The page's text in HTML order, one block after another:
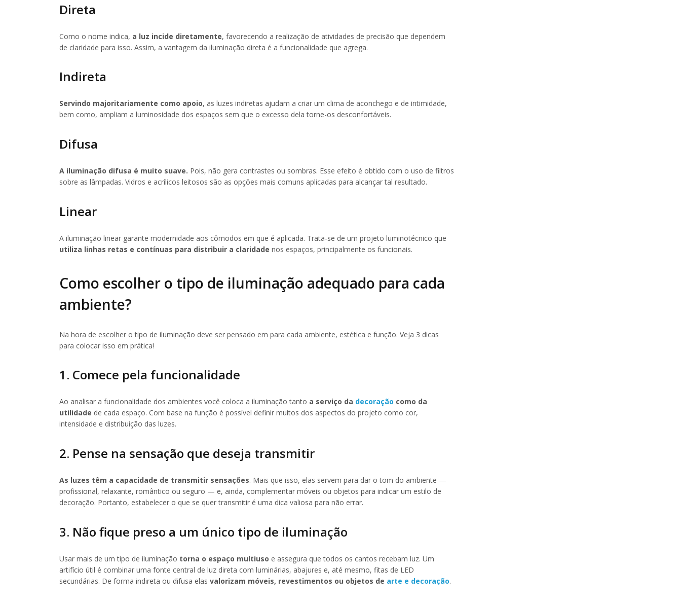
Direta
Como o nome indica, a luz incide diretamente, favorecendo a realização de atividades de precisão que dependem
de claridade para isso. Assim, a vantagem da iluminação direta é a funcionalidade que agrega.
Indireta
Servindo majoritariamente como apoio, as luzes indiretas ajudam a criar um clima de aconchego e de intimidade,
bem como, ampliam a luminosidade dos espaços sem que o excesso dela torne-os desconfortáveis.
Difusa
A iluminação difusa é muito suave. Pois, não gera contrastes ou sombras. Esse efeito é obtido com o uso de filtros
sobre as lâmpadas. Vidros e acrílicos leitosos são as opções mais comuns aplicadas para alcançar tal resultado.
Linear
A iluminação linear garante modernidade aos cômodos em que é aplicada. Trata-se de um projeto luminotécnico que
utiliza linhas retas e contínuas para distribuir a claridade nos espaços, principalmente os funcionais.
Como escolher o tipo de iluminação adequado para cada
ambiente?
Na hora de escolher o tipo de iluminação deve ser pensado em para cada ambiente, estética e função. Veja 3 dicas
para colocar isso em prática!
1. Comece pela funcionalidade
Ao analisar a funcionalidade dos ambientes você coloca a iluminação tanto a serviço da decoração como da
utilidade de cada espaço. Com base na função é possível definir muitos dos aspectos do projeto como cor,
intensidade e distribuição das luzes.
2. Pense na sensação que deseja transmitir
As luzes têm a capacidade de transmitir sensações. Mais que isso, elas servem para dar o tom do ambiente —
profissional, relaxante, romântico ou seguro — e, ainda, complementar móveis ou objetos para indicar um estilo de
decoração. Portanto, estabelecer o que se quer transmitir é uma dica valiosa para não errar.
3. Não fique preso a um único tipo de iluminação
Usar mais de um tipo de iluminação torna o espaço multiuso e assegura que todos os cantos recebam luz. Um
artifício útil é combinar uma fonte central de luz direta com luminárias, abajures e, até mesmo, fitas de LED
secundárias. De forma indireta ou difusa elas valorizam móveis, revestimentos ou objetos de arte e decoração.